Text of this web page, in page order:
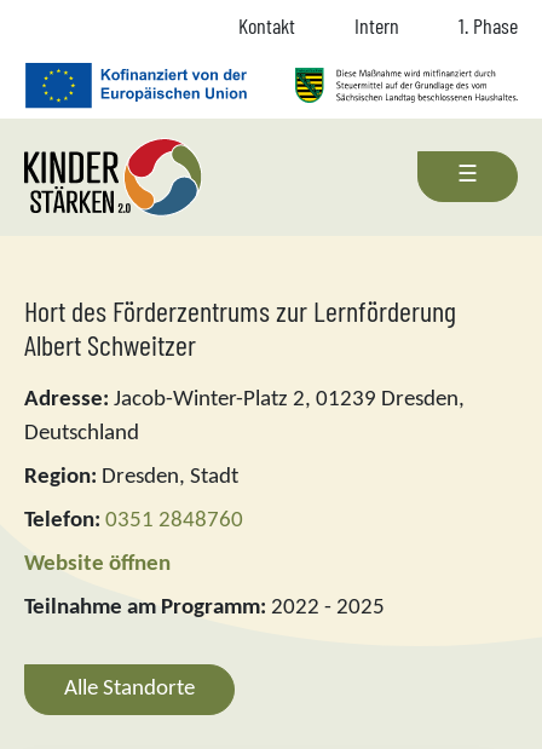
Zum Fußbereich und Kontakt springen
Kontakt Intern 1. Phase
Hort des Förderzentrums zur Lernförderung
Albert Schweitzer
Adresse: Jacob-Winter-Platz 2, 01239 Dresden,
Deutschland
Region: Dresden, Stadt
Telefon: 0351 2848760
Website öffnen
Teilnahme am Programm: 2022 - 2025
Alle Standorte